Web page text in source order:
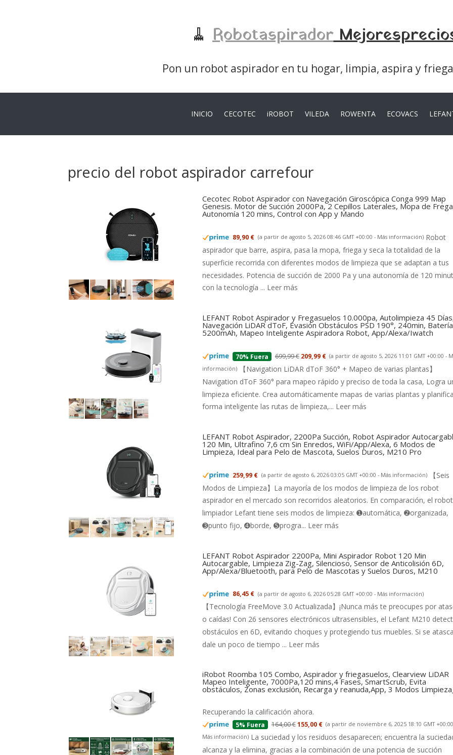
🧹Robotaspirador
Pon un robot aspirador en tu hogar, limpia, aspira y
INICIO CECOTEC iROBOT VILEDA ROWENTA ECOVACS
precio del robot aspirador carrefour
Cecotec Robot Aspirador con Navegación Giroscópica Conga 999 Map
Genesis. Motor de Succión 2000Pa, 2 Cepillos Laterales, Mopa de
Autonomía 120 mins, Control con App y Mando
89,90 € (a partir de agosto 5, 2026 08:46 GMT +00:00 - Más información) Robot
aspirador que barre, aspira, pasa la mopa, friega y seca la totalidad de la
superficie recorrida con diferentes modos de limpieza que se adaptan a tus
necesidades. Potencia de succión de 2000 Pa y una autonomía de 120
con la tecnología ... Leer más
LEFANT Robot Aspirador y Fregasuelos 10.000pa, Autolimpieza 45
Navegación LiDAR dToF, Evasión Obstáculos PSD 190°, 240min, Batería
5200mAh, Mapeo Inteligente Aspiradora Robot, App/Alexa/Iwatch
70% Fuera 699,99 € 209,99 € (a partir de agosto 5, 2026 11:01 GMT +00:00 -
información)
【Navigation LiDAR dToF 360° + Mapeo de varias plantas】
Navigation dToF 360° para mapeo rápido y preciso de toda la casa, Logra
limpieza eficiente. Crea automáticamente mapas de varias plantas y
forma inteligente las rutas de limpieza,... Leer más
LEFANT Robot Aspirador, 2200Pa Succión, Robot Aspirador
120 Min, Ultrafino 7,6 cm Sin Enredos, WiFi/App/Alexa, 6 Modos de
Limpieza, Ideal para Pelo de Mascota, Suelos Duros, M210 Pro
259,99 € (a partir de agosto 6, 2026 03:05 GMT +00:00 - Más información)
【Seis
Modos de Limpieza】La mayoría de los modos de limpieza de los robot
aspirador en el mercado son recorridos aleatorios. En comparación, el robot
limpiador Lefant tiene seis modos de limpieza: ➊automática, ➋organizada,
➌punto fijo, ➍borde, ➎progra... Leer más
LEFANT Robot Aspirador 2200Pa, Mini Aspirador Robot 120 Min
Autocargable, Limpieza Zig-Zag, Silencioso, Sensor de Anticolisión 6D,
App/Alexa/Bluetooth, para Pelo de Mascotas y Suelos Duros, M210
86,45 € (a partir de agosto 6, 2026 05:28 GMT +00:00 - Más información)
【Tecnología FreeMove 3.0 Actualizada】¡Nunca más te preocupes por
o caídas! Con 26 sensores electrónicos ultrasensibles, el Lefant M210
obstáculos en 6D, evitando choques y protegiendo tus muebles. Si se
dale un poco de tiempo ... Leer más
iRobot Roomba 105 Combo, Aspirador y friegasuelos, Clearview LiDAR
Mapeo Inteligente, 7000Pa,120 mins,4 Fases, SmartScrub, Evita
obstáculos, Zonas exclusión, Recarga y reanuda,App, 3 Modos
Recuperando la calificación ahora.
5% Fuera 164,00 €155,00 € (a partir de noviembre 6, 2025 18:10 GMT
Más información) La suciedad y los residuos desaparecen; encuentra la
alcanza y la elimina, gracias a la combinación de una potencia de succión